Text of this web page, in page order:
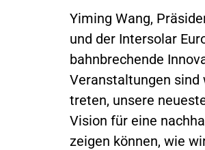
Yiming Wang,
und der Intersolar
bahnbrechende
Veranstaltungen sind
treten, unsere
Vision für eine
zeigen können, wie